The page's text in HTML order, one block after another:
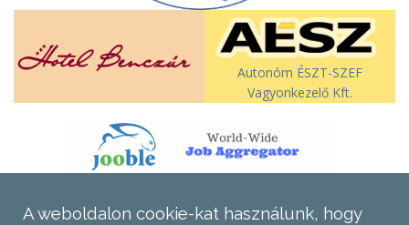
Autonóm ÉSZT-SZEF
Vagyonkezelő Kft.
A weboldalon cookie-kat használunk, hogy